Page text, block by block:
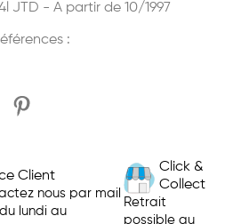
JTD - A partir de 10/1997
:
Client
nous par mail
lundi au
Click &
Collect
Retrait
possible au